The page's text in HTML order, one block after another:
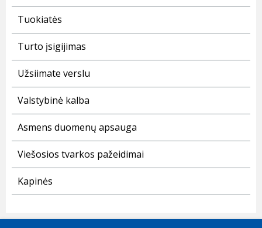
Tuokiatės
Turto įsigijimas
Užsiimate verslu
Valstybinė kalba
Asmens duomenų apsauga
Viešosios tvarkos pažeidimai
Kapinės